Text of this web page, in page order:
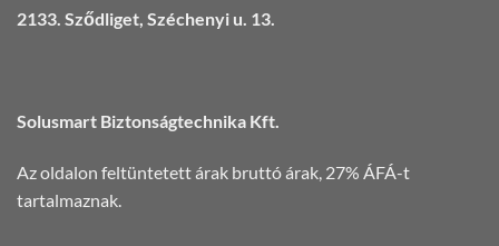
2133. Sződliget, Széchenyi u. 13.
Solusmart Biztonságtechnika Kft.
Az oldalon feltüntetett árak bruttó árak, 27% ÁFÁ-t
tartalmaznak.